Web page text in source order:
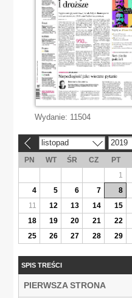
Wydanie: 11504
listopad 2019
PN WT ŚR CZ PT
1
4
5 6 7 8
11
12 13 14 15
18
19 20 21 22
25
26 27 28 29
SPIS TREŚCI
PIERWSZA STRONA